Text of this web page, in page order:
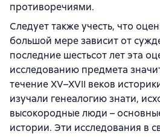
противоречиями.
Следует также учесть, что
большой мере зависит от
последние шестьсот лет эта
исследованию предмета
течение XV–XVII веков
изучали генеалогию знати,
высокородные люди –
истории. Эти исследования в